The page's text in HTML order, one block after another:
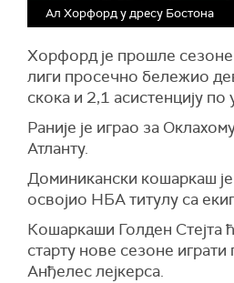
Ал Хорфорд у дресу Бостона
Хорфорд је прошле
лиги просечно бележио
скока и 2,1 асистенцију по
Раније је играо за
Атланту.
Доминикански кошаркаш
освојио НБА титулу са
Кошаркаши Голден Стејта
старту нове сезоне
Анђелес лејкерса.